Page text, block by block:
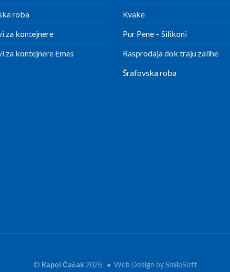
roba
za kontejnere
za kontejnere Emes
Kvake
Pur Pene – Silikoni
Rasprodaja dok traju zalihe
Šrafovska roba
© Rapol Čačak2026 ● Web Design bySmileSoft